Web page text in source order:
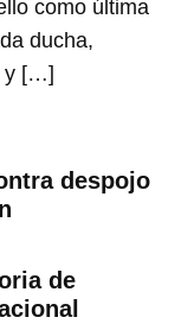
como última
ducha,
y […]
despojo
de